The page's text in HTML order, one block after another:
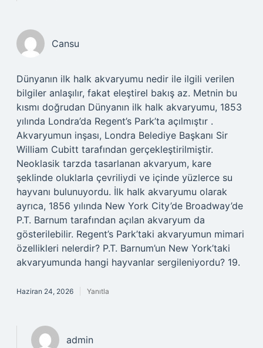
Cansu
Dünyanın ilk halk akvaryumu nedir ile ilgili verilen
bilgiler anlaşılır, fakat eleştirel bakış az. Metnin bu
kısmı doğrudan Dünyanın ilk halk akvaryumu, 1853
yılında Londra’da Regent’s Park’ta açılmıştır .
Akvaryumun inşası, Londra Belediye Başkanı Sir
William Cubitt tarafından gerçekleştirilmiştir.
Neoklasik tarzda tasarlanan akvaryum, kare
şeklinde oluklarla çevriliydi ve içinde yüzlerce su
hayvanı bulunuyordu. İlk halk akvaryumu olarak
ayrıca, 1856 yılında New York City’de Broadway’de
P.T. Barnum tarafından açılan akvaryum da
gösterilebilir. Regent’s Park’taki akvaryumun mimari
özellikleri nelerdir? P.T. Barnum’un New York’taki
akvaryumunda hangi hayvanlar sergileniyordu? 19.
Haziran 24, 2026 Yanıtla
admin